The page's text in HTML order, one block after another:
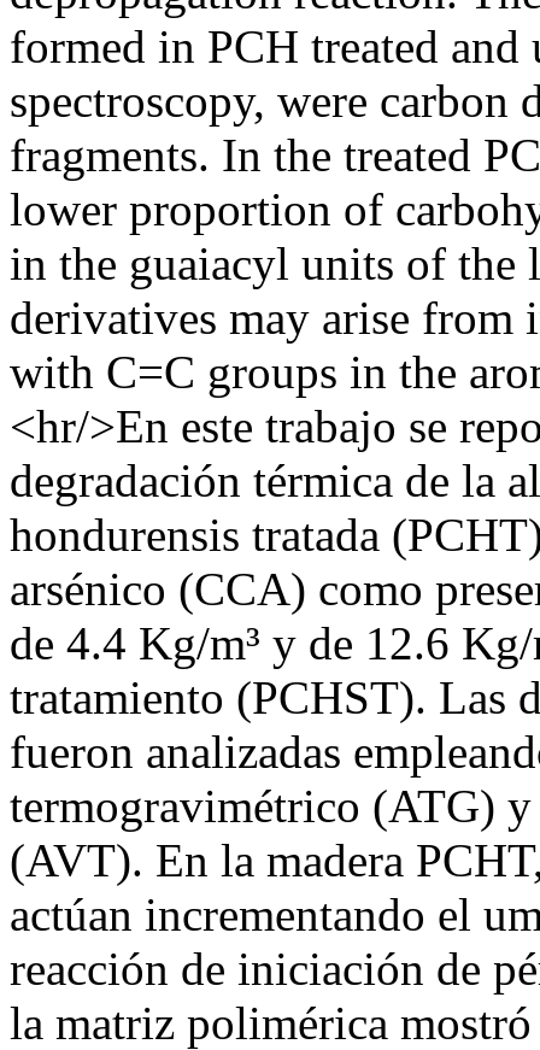
formed in PCH treated and
spectroscopy, were carbon
fragments. In the treated
lower proportion of
in the guaiacyl units of the
derivatives may arise from
with C=C groups in the
<hr/>En este trabajo se
degradación térmica de la
hondurensis tratada
arsénico (CCA) como
de 4.4 Kg/m³ y de 12.6
tratamiento (PCHST). Las
fueron analizadas
termogravimétrico (ATG)
(AVT). En la madera
actúan incrementando el
reacción de iniciación de
la matriz polimérica mostró